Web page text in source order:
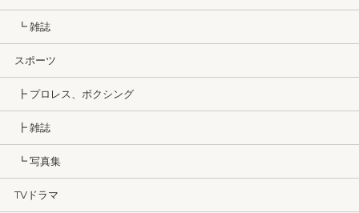
┗ 雑誌
スポーツ
┣ プロレス、ボクシング
┣ 雑誌
┗ 写真集
TVドラマ